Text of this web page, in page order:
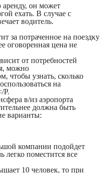
аренду, он может
ехать. В случае с
водитель.
за потраченное на поездку
оговоренная цена не
от потребностей
можно
чтобы узнать, сколько
на
P.
в/из аэропорта
должна быть
варианты:
компании подойдет
легко поместится все
10 человек, то при